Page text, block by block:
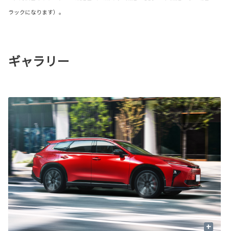
ラックになります）。
ギャラリー
+